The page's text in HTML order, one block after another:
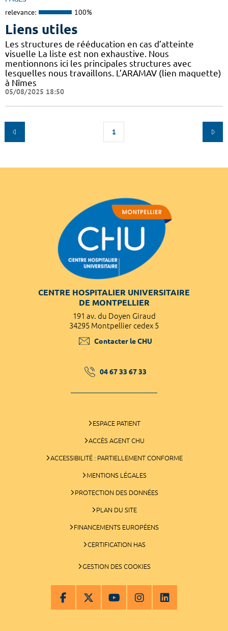
relevance: 100%
Liens utiles
Les structures de rééducation en cas d’atteinte
visuelle La liste est non exhaustive. Nous
mentionnons ici les principales structures avec
lesquelles nous travaillons. L’ARAMAV (lien maquette)
à Nîmes
05/08/2025 18:50
1
CENTRE HOSPITALIER UNIVERSITAIRE
DE MONTPELLIER
191 av. du Doyen Giraud
34295 Montpellier cedex 5
Contacter le CHU
04 67 33 67 33
ESPACE PATIENT
ACCÈS AGENT CHU
ACCESSIBILITÉ : PARTIELLEMENT CONFORME
MENTIONS LÉGALES
PROTECTION DES DONNÉES
PLAN DU SITE
FINANCEMENTS EUROPÉENS
CERTIFICATION HAS
GESTION DES COOKIES